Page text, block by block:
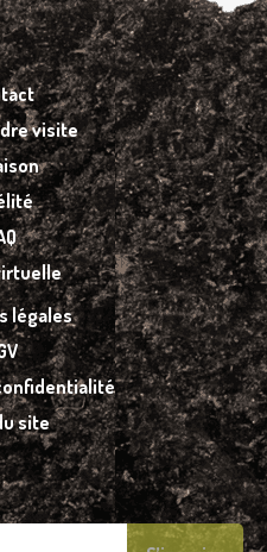
visite
légales
site